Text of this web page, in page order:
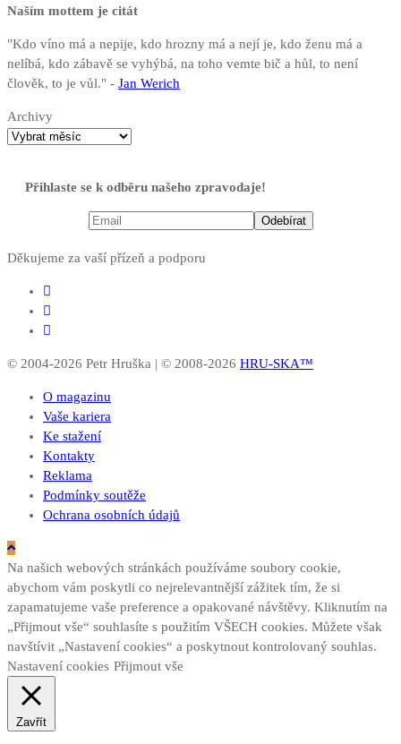
Naším mottem je citát
"Kdo víno má a nepije, kdo hrozny má a nejí je, kdo ženu má a
nelíbá, kdo zábavě se vyhýbá, na toho vemte bič a hůl, to není
člověk, to je vůl." - Jan Werich
Archivy
Přihlaste se k odběru našeho zpravodaje!
Děkujeme za vaší přízeň a podporu
© 2004-2026 Petr Hruška | © 2008-2026 HRU-SKA™
O magazinu
Vaše kariera
Ke stažení
Kontakty
Reklama
Podmínky soutěže
Ochrana osobních údajů
Na našich webových stránkách používáme soubory cookie,
abychom vám poskytli co nejrelevantnější zážitek tím, že si
zapamatujeme vaše preference a opakované návštěvy. Kliknutím na
„Přijmout vše“ souhlasíte s použitím VŠECH cookies. Můžete však
navštívit „Nastavení cookies“ a poskytnout kontrolovaný souhlas.
Nastavení cookies Přijmout vše
Zavřít